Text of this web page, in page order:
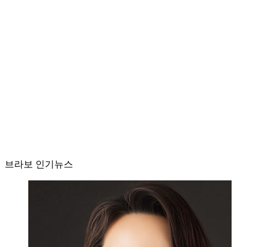
브라보 인기뉴스